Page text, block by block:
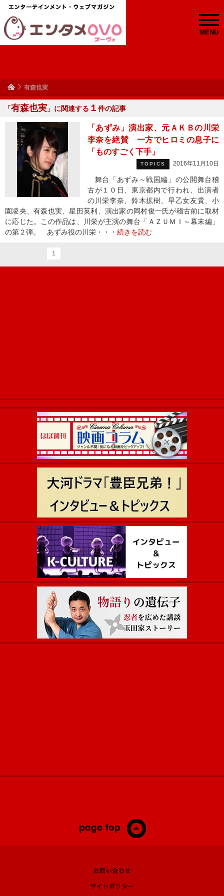
MENU
有森也実
「有森也実 」に関連する １ 件の記事
「あずみ」演出家、元ＡＫＢの川栄
李奈を絶賛 一方でヒロミの息子に
「ものすごく下手」
TOPICS 2016年11月10日
舞台「あずみ～戦国編」の公開舞台稽
古が１０日、東京都内で行われ、出演者
の川栄李奈、鈴木拡樹、早乙女友貴、小
園凌央、有森也実、星田英利、演出家の岡村俊一氏が稽古前に取材
に応じた。この作品は、川栄が主演の舞台「ＡＺＵＭＩ～幕末編」
の第２弾。 あずみ役の川栄・・・ 続きを読む
1